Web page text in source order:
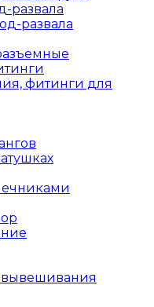
развала
развала
фитинги для
вывешивания